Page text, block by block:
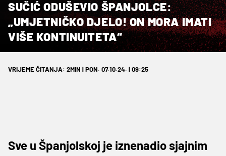
SUČIĆ ODUŠEVIO ŠPANJOLCE:
„UMJETNIČKO DJELO! ON MORA IMATI
VIŠE KONTINUITETA“
VRIJEME ČITANJA: 2MIN | PON. 07.10.24. | 09:25
Sve u Španjolskoj je iznenadio sjajnim